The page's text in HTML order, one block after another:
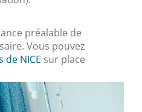
préalable de
Vous pouvez
de NICE sur place